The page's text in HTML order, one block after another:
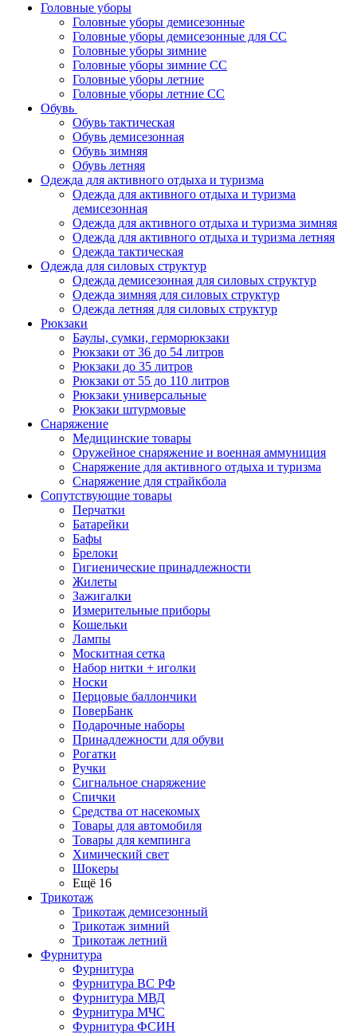
Головные уборы
Головные уборы демисезонные
Головные уборы демисезонные для СС
Головные уборы зимние
Головные уборы зимние СС
Головные уборы летние
Головные уборы летние СС
Обувь
Обувь тактическая
Обувь демисезонная
Обувь зимняя
Обувь летняя
Одежда для активного отдыха и туризма
Одежда для активного отдыха и туризма
демисезонная
Одежда для активного отдыха и туризма зимняя
Одежда для активного отдыха и туризма летняя
Одежда тактическая
Одежда для силовых структур
Одежда демисезонная для силовых структур
Одежда зимняя для силовых структур
Одежда летняя для силовых структур
Рюкзаки
Баулы, сумки, герморюкзаки
Рюкзаки от 36 до 54 литров
Рюкзаки до 35 литров
Рюкзаки от 55 до 110 литров
Рюкзаки универсальные
Рюкзаки штурмовые
Снаряжение
Медицинские товары
Оружейное снаряжение и военная аммуниция
Снаряжение для активного отдыха и туризма
Снаряжение для страйкбола
Сопутствующие товары
Перчатки
Батарейки
Бафы
Брелоки
Гигиенические принадлежности
Жилеты
Зажигалки
Измерительные приборы
Кошельки
Лампы
Москитная сетка
Набор нитки + иголки
Носки
Перцовые баллончики
ПоверБанк
Подарочные наборы
Принадлежности для обуви
Рогатки
Ручки
Сигнальное снаряжение
Спички
Средства от насекомых
Товары для автомобиля
Товары для кемпинга
Химический свет
Шокеры
Ещё 16
Трикотаж
Трикотаж демисезонный
Трикотаж зимний
Трикотаж летний
Фурнитура
Фурнитура
Фурнитура ВС РФ
Фурнитура МВД
Фурнитура МЧС
Фурнитура ФСИН